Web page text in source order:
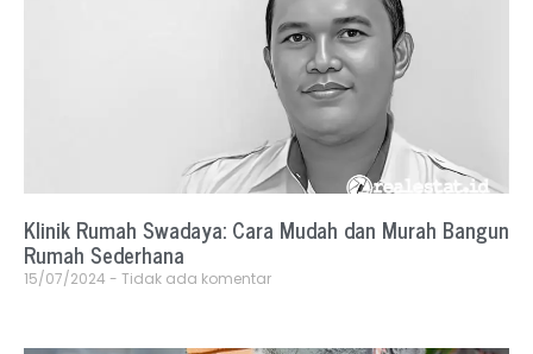
Klinik Rumah Swadaya: Cara Mudah dan Murah Bangun
Rumah Sederhana
15/07/2024 Tidak ada komentar